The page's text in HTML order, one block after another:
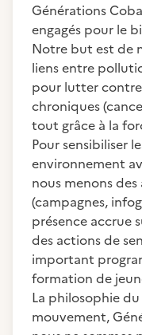
Générations
engagés pour le
Notre but est de
liens entre
pour lutter contre
chroniques
tout grâce à la
Pour sensibiliser
environnement
nous menons
(campagnes,
présence accrue
des actions de
important
formation de
La philosophie
mouvement,